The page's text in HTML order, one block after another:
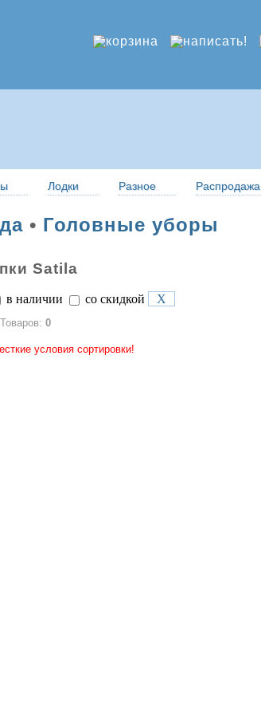
Лодки Разное Распродажа
• Головные уборы
Satila
в наличии со скидкой X
Товаров: 0
условия сортировки!